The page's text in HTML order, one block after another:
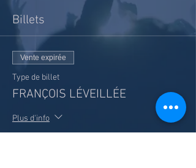
Billets
Vente expirée
Type de billet
FRANÇOIS LÉVEILLÉE
Plus d'info